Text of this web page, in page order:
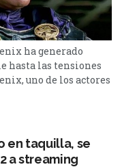
ha generado
hasta las tensiones
uno de los actores
a ser objeto de
los sets de
en...
en taquilla, se
a streaming